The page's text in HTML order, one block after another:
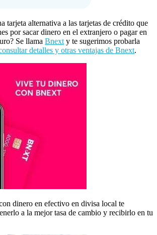
tarjeta alternativa a las tarjetas de crédito que
por sacar dinero en el extranjero o pagar en
Se llama Bnext y te sugerimos probarla
detalles y otras ventajas de Bnext.
dinero en efectivo en divisa local te
a la mejor tasa de cambio y recibirlo en tu